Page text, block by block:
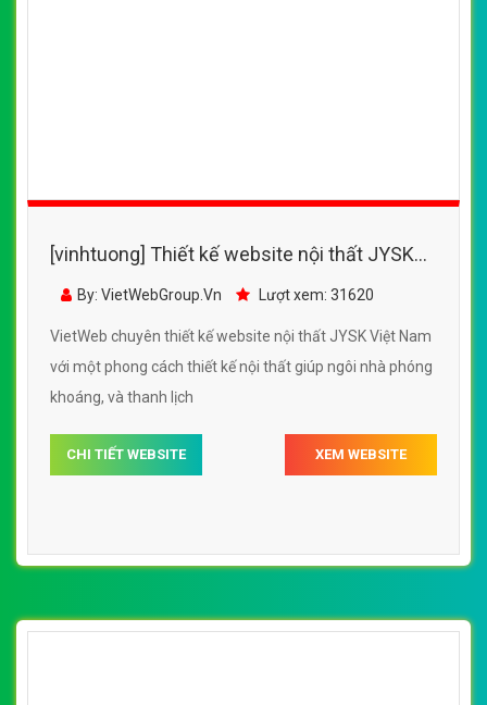
[vinhtuong] Thiết kế website nội thất JYSK
Việt Nam đẹp, chuyên nghiệp chuẩn SEO
By: VietWebGroup.Vn Lượt xem: 31620
VietWeb chuyên thiết kế website nội thất JYSK Việt Nam
với một phong cách thiết kế nội thất giúp ngôi nhà phóng
khoáng, và thanh lịch
CHI TIẾT WEBSITE XEM WEBSITE